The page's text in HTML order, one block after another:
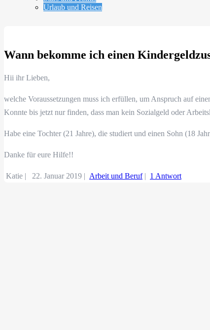
Urlaub und Reisen
Wann bekomme ich einen
Hii ihr Lieben,
welche Voraussetzungen muss ich erfüllen, um Anspruch auf
Konnte bis jetzt nur finden, dass man kein Sozialgeld oder
Habe eine Tochter (21 Jahre), die studiert und einen Sohn (18
Danke für eure Hilfe!!
Katie | 22. Januar 2019 | Arbeit und Beruf| 1 Antwort